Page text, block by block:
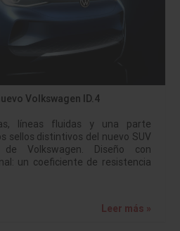
Volkswagen ID.4
líneas fluidas y una parte
sellos distintivos del nuevo SUV
Volkswagen. Diseño con
un coeficiente de resistencia
Leer más »